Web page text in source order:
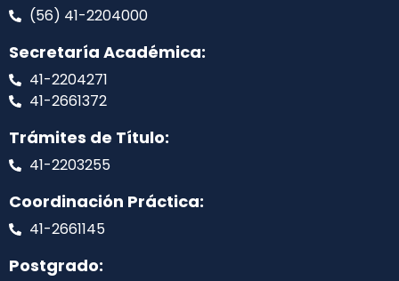
(56) 41-2204000
Secretaría Académica:
41-2204271
41-2661372
Trámites de Título:
41-2203255
Coordinación Práctica:
41-2661145
Postgrado: